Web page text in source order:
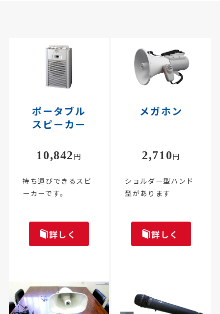
ポータブル
スピーカー
10,842 円
持ち運びできるスピ
ーカーです。
詳しく
メガホン
2,710円
ショルダー型ハンド
型があります
詳しく